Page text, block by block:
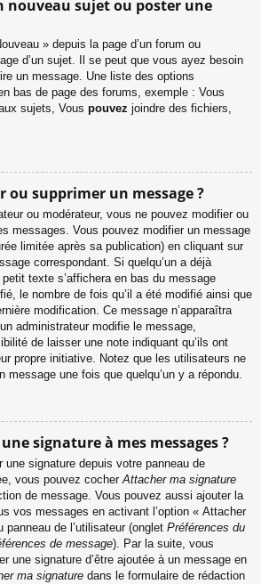
nouveau sujet ou poster une
» depuis la page d’un forum ou
d’un sujet. Il se peut que vous ayez besoin
un message. Une liste des options
bas de page des forums, exemple : Vous
sujets, Vous pouvez joindre des fichiers,
ou supprimer un message ?
ou modérateur, vous ne pouvez modifier ou
messages. Vous pouvez modifier un message
limitée après sa publication) en cliquant sur
correspondant. Si quelqu’un a déjà
texte s’affichera en bas du message
le nombre de fois qu’il a été modifié ainsi que
modification. Ce message n’apparaîtra
administrateur modifie le message,
de laisser une note indiquant qu’ils ont
propre initiative. Notez que les utilisateurs ne
message une fois que quelqu’un y a répondu.
signature à mes messages ?
une signature depuis votre panneau de
vous pouvez cocherAttacher ma signature
de message. Vous pouvez aussi ajouter la
vos messages en activant l’option « Attacher
de l’utilisateur (onglet Préférences du
de message). Par la suite, vous
une signature d’être ajoutée à un message en
ma signature dans le formulaire de rédaction